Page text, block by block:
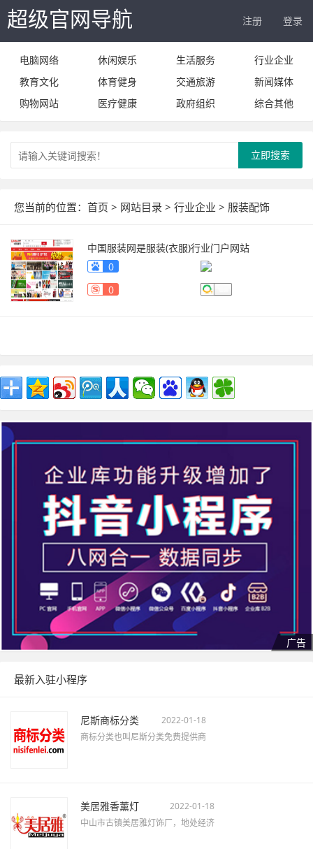
超级官网导航 注册 登录
电脑网络 休闲娱乐 生活服务
行业企业
教育文化
体育健身 交通旅游
新闻媒体
购物网站
医疗健康 政府组织 综合其他
立即搜索
您当前的位置： 首页 > 网站目录 > 行业企业 > 服装配饰
中国服装网是服装(衣服)行业门户网站
fuzhuang.qiyeku.cn
0
0
最新入驻小程序
尼斯商标分类
2022-01-18
商标分类也叫尼斯分类免费提供商
美居雅香薰灯
2022-01-18
中山市古镇美居雅灯饰厂，地处经济